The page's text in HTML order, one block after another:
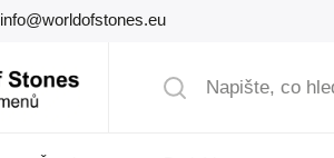
info@worldofstones.eu